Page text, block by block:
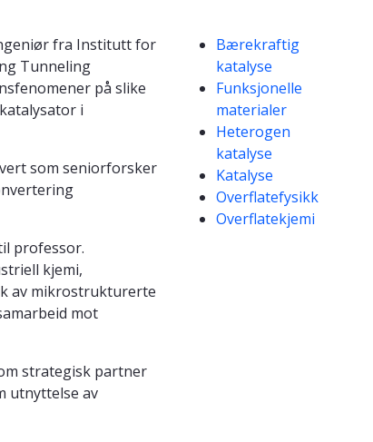
fra Institutt for
Tunneling
på slike
i
som seniorforsker
professor.
kjemi,
av mikrostrukturerte
mot
strategisk partner
utnyttelse av
Kompetanseord
Bærekraftig
katalyse
Funksjonelle
materialer
Heterogen
katalyse
Katalyse
Overflatefysikk
Overflatekjemi